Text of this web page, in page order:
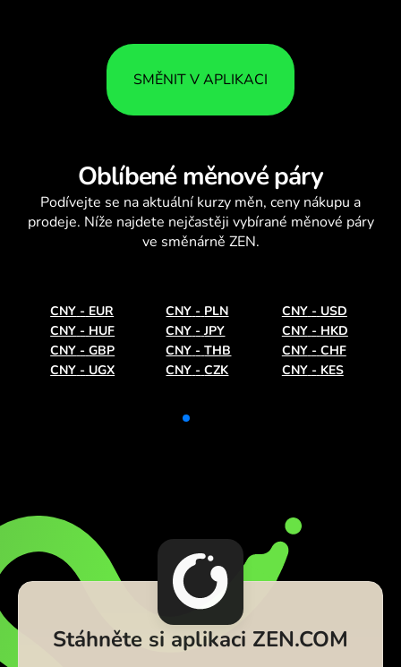
SMĚNIT V APLIKACI
Oblíbené měnové páry
Podívejte se na aktuální kurzy měn, ceny nákupu a
prodeje. Níže najdete nejčastěji vybírané měnové páry
ve směnárně ZEN.
CNY - EUR CNY - PLN CNY - USD
CNY - HUF CNY - JPY CNY - HKD
CNY - GBP CNY - THB CNY - CHF
CNY - UGX CNY - CZK CNY - KES
Stáhněte si aplikaci ZEN.COM